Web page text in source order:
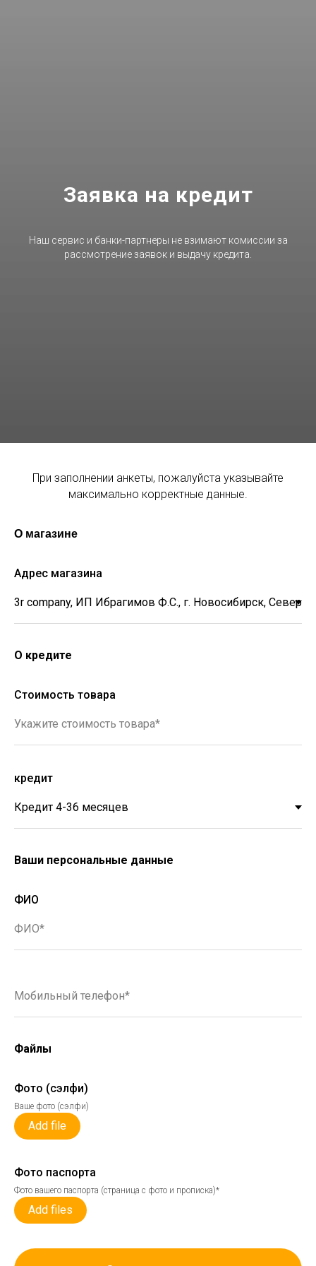
Заявка на кредит
Наш сервис и банки-партнеры не взимают комиссии за
рассмотрение заявок и выдачу кредита.
При заполнении анкеты, пожалуйста указывайте
максимально корректные данные.
О магазине
Адрес магазина
О кредите
Стоимость товара
Укажите стоимость товара*
кредит
Ваши персональные данные
ФИО
ФИО*
Мобильный телефон*
Файлы
Фото (сэлфи)
Ваше фото (сэлфи)
Add file
Фото паспорта
Фото вашего паспорта (страница с фото и прописка)*
Add files